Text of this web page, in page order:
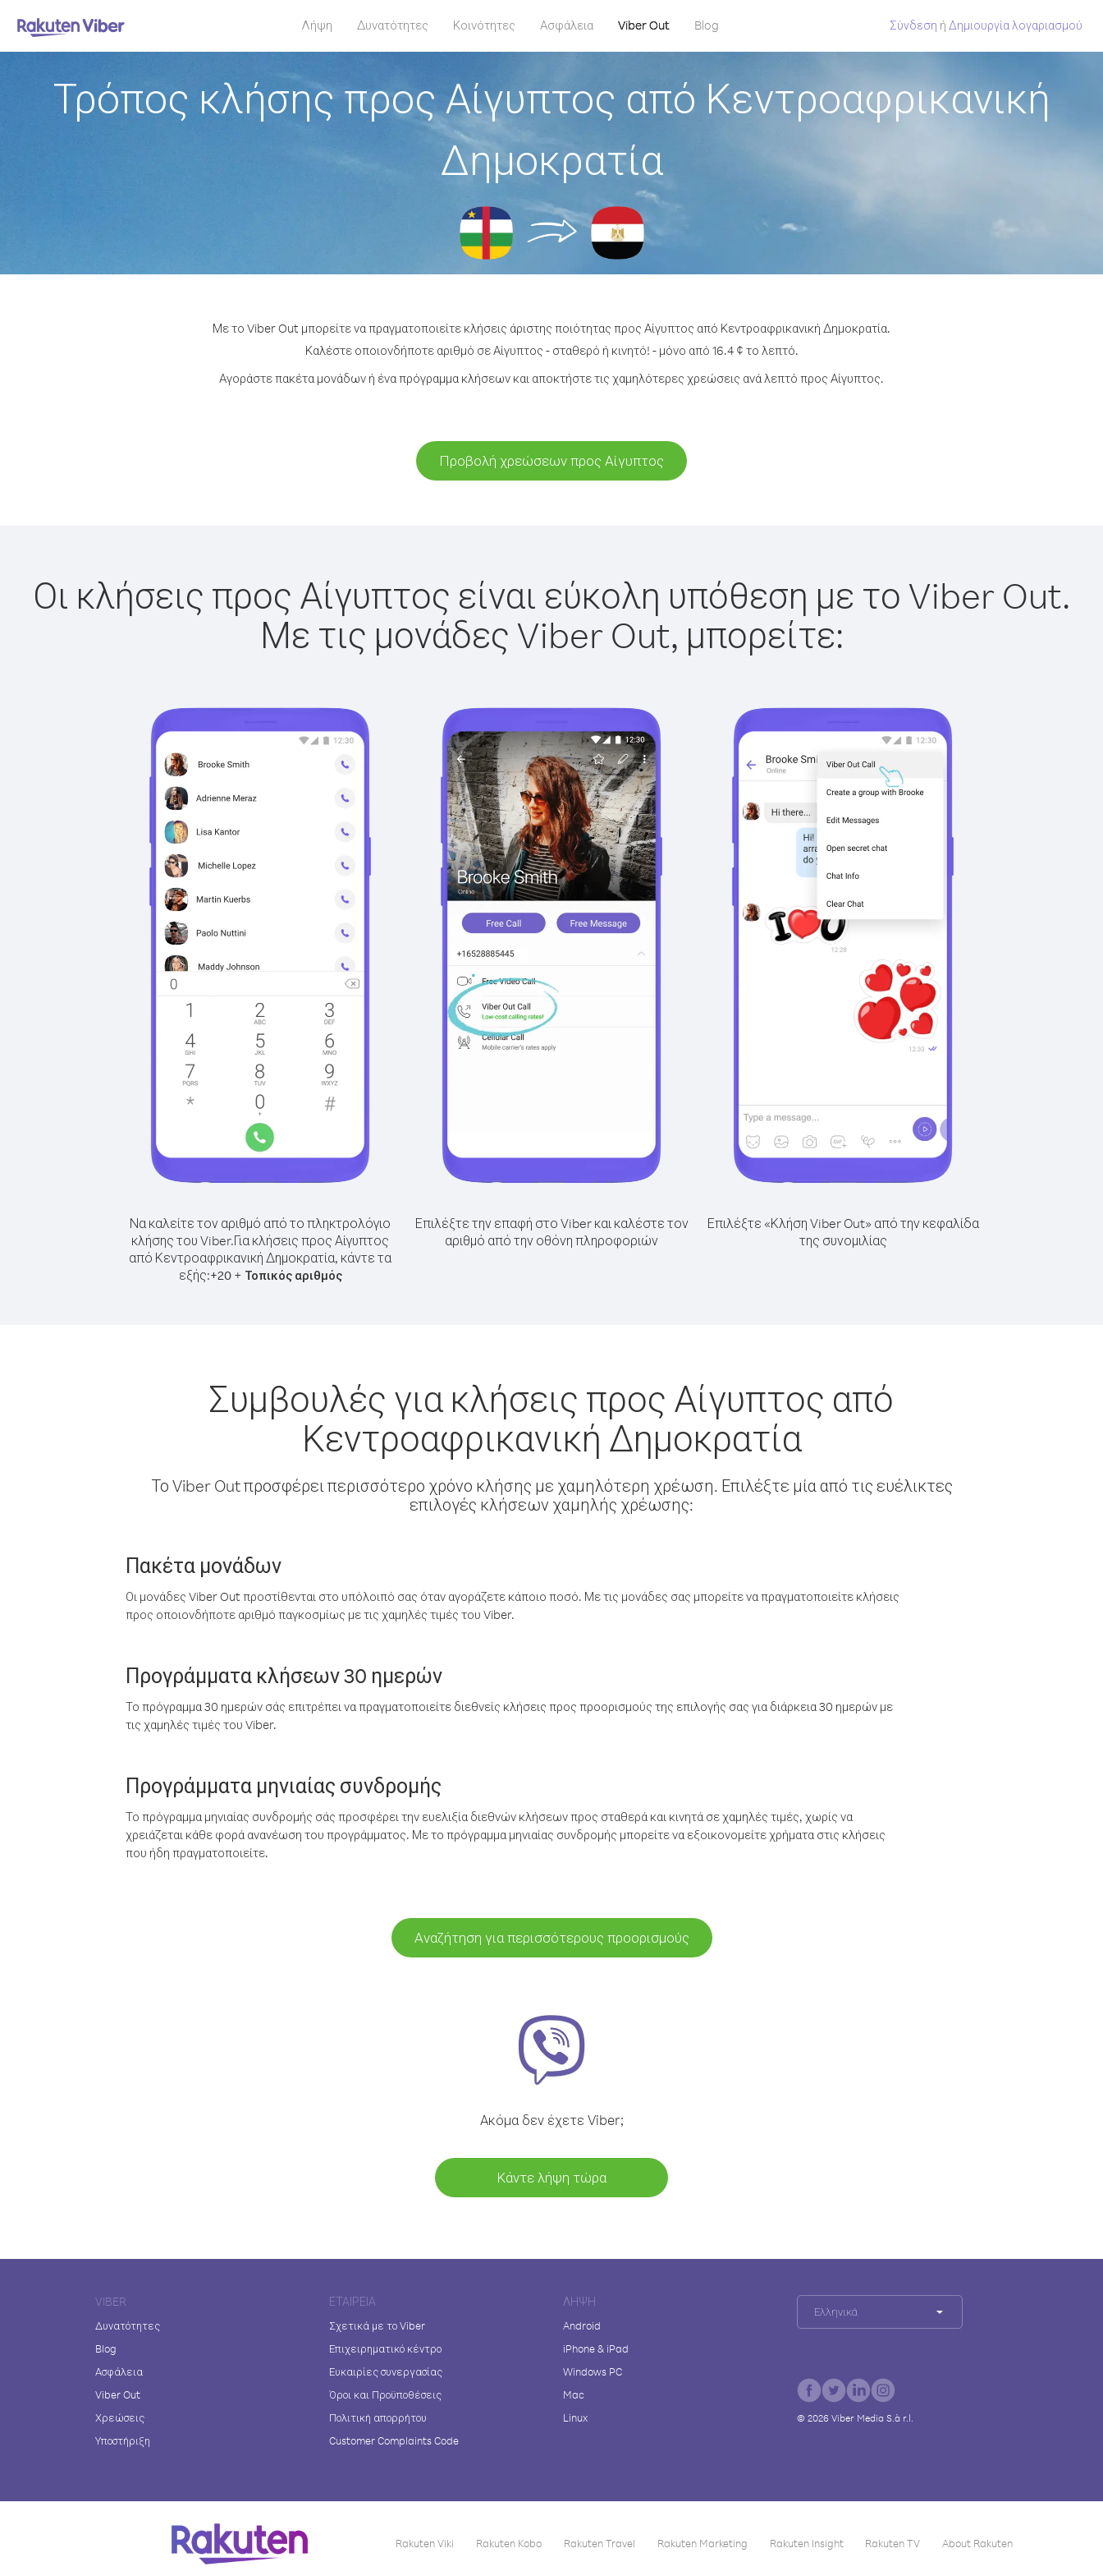
Λήψη Δυνατότητες Κοινότητες Ασφάλεια Viber Out Blog Σύνδεση ή Δημιουργία λογαριασμού
Τρόπος κλήσης προς Αίγυπτος από Κεντροαφρικανική
Δημοκρατία
Με το Viber Out μπορείτε να πραγματοποιείτε κλήσεις άριστης ποιότητας προς Αίγυπτος από Κεντροαφρικανική Δημοκρατία.
Καλέστε οποιονδήποτε αριθμό σε Αίγυπτος - σταθερό ή κινητό! - μόνο από 16.4 ¢ το λεπτό.
Αγοράστε πακέτα μονάδων ή ένα πρόγραμμα κλήσεων και αποκτήστε τις χαμηλότερες χρεώσεις ανά λεπτό προς Αίγυπτος.
Προβολή χρεώσεων προς Αίγυπτος
Οι κλήσεις προς Αίγυπτος είναι εύκολη υπόθεση με το Viber Out.
Με τις μονάδες Viber Out, μπορείτε:
Να καλείτε τον αριθμό από το πληκτρολόγιο
κλήσης του Viber.Για κλήσεις προς Αίγυπτος
από Κεντροαφρικανική Δημοκρατία, κάντε τα
εξής:+20+ Τοπικός αριθμός
Επιλέξτε την επαφή στο Viber και καλέστε τον
αριθμό από την οθόνη πληροφοριών
Επιλέξτε «Κλήση Viber Out» από την κεφαλίδα
της συνομιλίας
Συμβουλές για κλήσεις προς Αίγυπτος από
Κεντροαφρικανική Δημοκρατία
Το Viber Out προσφέρει περισσότερο χρόνο κλήσης με χαμηλότερη χρέωση. Επιλέξτε μία από τις ευέλικτες
επιλογές κλήσεων χαμηλής χρέωσης:
Πακέτα μονάδων
Οι μονάδες Viber Out προστίθενται στο υπόλοιπό σας όταν αγοράζετε κάποιο ποσό. Με τις μονάδες σας μπορείτε να πραγματοποιείτε κλήσεις
προς οποιονδήποτε αριθμό παγκοσμίως με τις χαμηλές τιμές του Viber.
Προγράμματα κλήσεων 30 ημερών
Το πρόγραμμα 30 ημερών σάς επιτρέπει να πραγματοποιείτε διεθνείς κλήσεις προς προορισμούς της επιλογής σας για διάρκεια 30 ημερών με
τις χαμηλές τιμές του Viber.
Προγράμματα μηνιαίας συνδρομής
Το πρόγραμμα μηνιαίας συνδρομής σάς προσφέρει την ευελιξία διεθνών κλήσεων προς σταθερά και κινητά σε χαμηλές τιμές, χωρίς να
χρειάζεται κάθε φορά ανανέωση του προγράμματος. Με το πρόγραμμα μηνιαίας συνδρομής μπορείτε να εξοικονομείτε χρήματα στις κλήσεις
που ήδη πραγματοποιείτε.
Αναζήτηση για περισσότερους προορισμούς
Ακόμα δεν έχετε Viber;
Κάντε λήψη τώρα
VIBER
Δυνατότητες
Blog
Ασφάλεια
Viber Out
Χρεώσεις
Υποστήριξη
ΕΤΑΙΡΕΊΑ
Σχετικά με το Viber
Επιχειρηματικό κέντρο
Ευκαιρίες συνεργασίας
Όροι και Προϋποθέσεις
Πολιτική απορρήτου
Customer Complaints Code
ΛΉΨΗ
Android
iPhone & iPad
Windows PC
Mac
Linux
Ελληνικά
© 2026 Viber Media S.à r.l.
Rakuten Viki Rakuten Kobo Rakuten Travel Rakuten Marketing Rakuten Insight Rakuten TV About Rakuten